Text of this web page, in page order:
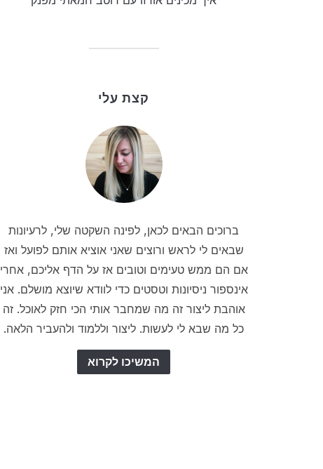
קצת עלי
ברוכים הבאים לכאן, לפינה השקטה שלי, לרעיונות
שבאים לי לראש ורוצים שאני אוציא אותם לפועל ואז
אם הם ממש טעימים וטובים אז על הדף אליכם, אחרי
אינספור ניסיונות וטסטים כדי לוודא שיוצא מושלם. אני
אוהבת ליצור זה מה שמחבר אותי הכי חזק לאוכל. זה
כל מה שבא לי לעשות. ליצור וללמוד ולהעביר הלאה.
המשיכו לקרוא